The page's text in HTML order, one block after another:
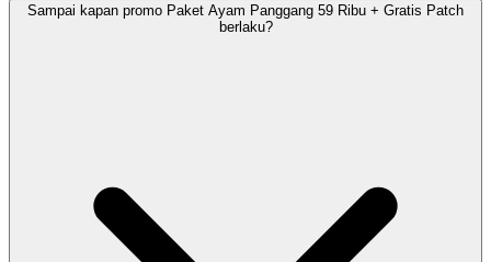
Sampai kapan promo Paket Ayam Panggang 59 Ribu + Gratis Patch
berlaku?